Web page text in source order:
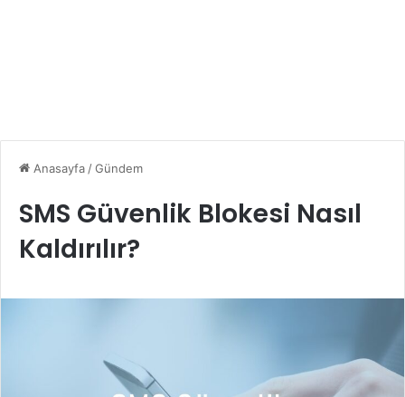
Anasayfa /Gündem
SMS Güvenlik Blokesi Nasıl
Kaldırılır?